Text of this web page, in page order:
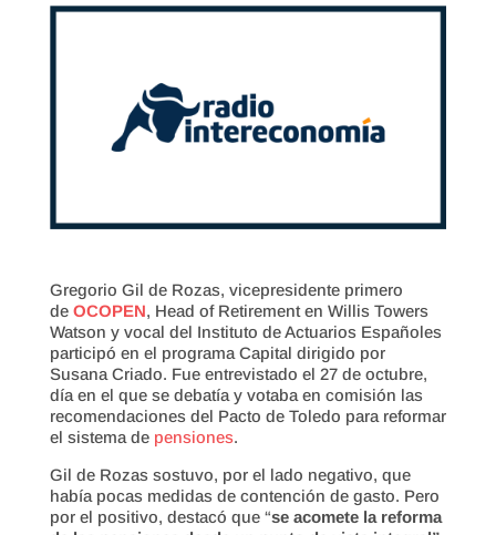
Gregorio Gil de Rozas, vicepresidente primero
de OCOPEN, Head of Retirement en Willis Towers
Watson y vocal del Instituto de Actuarios Españoles
participó en el programa Capital dirigido por
Susana Criado. Fue entrevistado el 27 de octubre,
día en el que se debatía y votaba en comisión las
recomendaciones del Pacto de Toledo para reformar
el sistema de pensiones.
Gil de Rozas sostuvo, por el lado negativo, que
había pocas medidas de contención de gasto. Pero
por el positivo, destacó que “se acomete la reforma